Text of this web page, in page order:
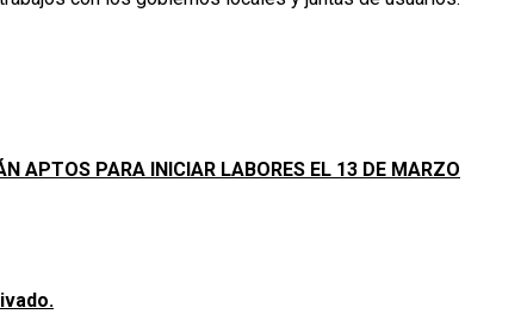
APTOS PARA INICIAR LABORES EL 13 DE MARZO